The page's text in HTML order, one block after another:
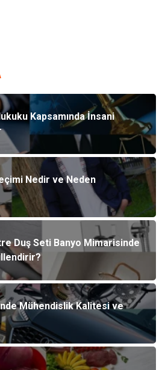
Kapsamında İnsani
Nedir ve Neden
Duş Seti Banyo Mimarisinde
Mühendislik Kalitesi ve